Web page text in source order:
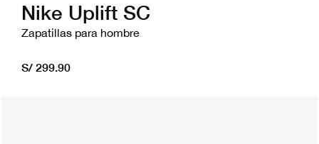
Nike Uplift SC
Zapatillas para hombre
S/ 299.90